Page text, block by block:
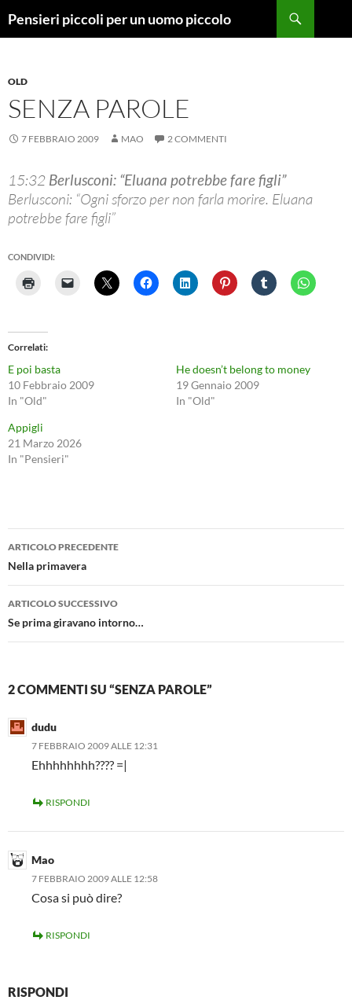
Pensieri piccoli per un uomo piccolo
OLD
SENZA PAROLE
7 FEBBRAIO 2009 MAO 2 COMMENTI
15:32 Berlusconi: “Eluana potrebbe fare figli”
Berlusconi: “Ogni sforzo per non farla morire. Eluana
potrebbe fare figli”
CONDIVIDI:
Correlati
E poi basta
10 Febbraio 2009
In "Old"
He doesn’t belong to money
19 Gennaio 2009
In "Old"
Appigli
21 Marzo 2026
In "Pensieri"
Navigazione
articolo
ARTICOLO PRECEDENTE
Nella primavera
ARTICOLO SUCCESSIVO
Se prima giravano intorno…
2 COMMENTI SU “SENZA PAROLE”
dudu
7 FEBBRAIO 2009 ALLE 12:31
Ehhhhhhhh???? =|
RISPONDI
Mao
7 FEBBRAIO 2009 ALLE 12:58
Cosa si può dire?
RISPONDI
RISPONDI